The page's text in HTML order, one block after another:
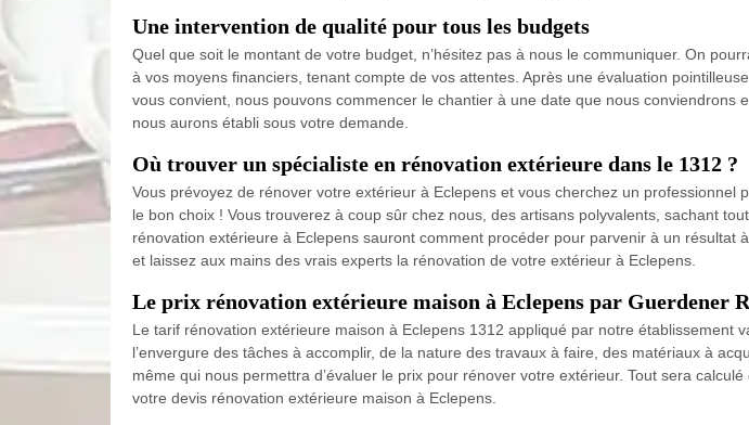
Une intervention de qualité pour tous les budgets
Quel que soit le montant de votre budget, n’hésitez pas à nous le communiquer. On
à vos moyens financiers, tenant compte de vos attentes. Après une évaluation
vous convient, nous pouvons commencer le chantier à une date que nous
nous aurons établi sous votre demande.
Où trouver un spécialiste en rénovation extérieure dans le 1312 ?
Vous prévoyez de rénover votre extérieur à Eclepens et vous cherchez un
le bon choix ! Vous trouverez à coup sûr chez nous, des artisans polyvalents, sachant
rénovation extérieure à Eclepens sauront comment procéder pour parvenir à un
et laissez aux mains des vrais experts la rénovation de votre extérieur à Eclepens.
Le prix rénovation extérieure maison à Eclepens par Guerdener
Le tarif rénovation extérieure maison à Eclepens 1312 appliqué par notre établissement
l’envergure des tâches à accomplir, de la nature des travaux à faire, des matériaux à
même qui nous permettra d’évaluer le prix pour rénover votre extérieur. Tout sera
votre devis rénovation extérieure maison à Eclepens.